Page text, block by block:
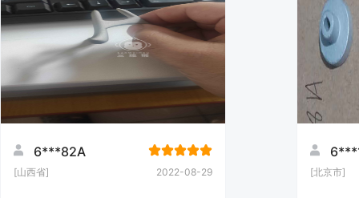
6***82A
[山西省] 2022-08-29 [北京市]